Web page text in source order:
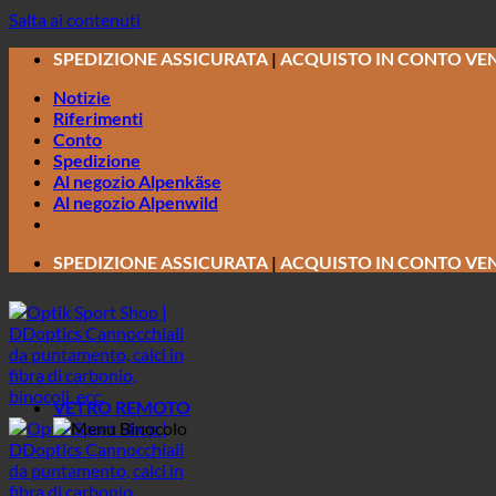
Salta ai contenuti
SPEDIZIONE ASSICURATA | ACQUISTO IN CONTO
Notizie
Riferimenti
Conto
Spedizione
Al negozio Alpenkäse
Al negozio Alpenwild
SPEDIZIONE ASSICURATA | ACQUISTO IN CONTO
VETRO REMOTO